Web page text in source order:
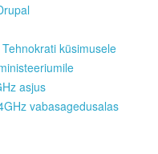
küsimusele
asjus
vabasagedusalas